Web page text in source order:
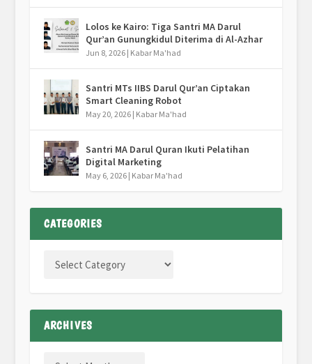
Lolos ke Kairo: Tiga Santri MA Darul
Qur’an Gunungkidul Diterima di Al-Azhar
Jun 8, 2026| Kabar Ma'had
Santri MTs IIBS Darul Qur’an Ciptakan
Smart Cleaning Robot
May 20, 2026| Kabar Ma'had
Santri MA Darul Quran Ikuti Pelatihan
Digital Marketing
May 6, 2026| Kabar Ma'had
CATEGORIES
ARCHIVES